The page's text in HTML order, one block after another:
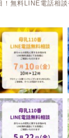
！無料LINE電話相談